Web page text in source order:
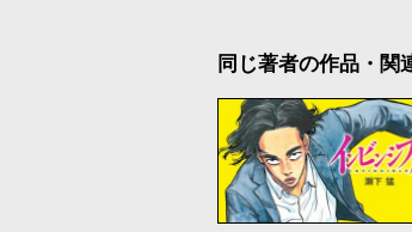
同じ著者の作品・関